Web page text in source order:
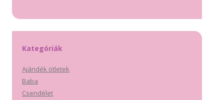
Kategóriák
Ajándék ötletek
Baba
Csendélet